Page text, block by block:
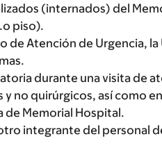
(internados) del
piso).
de Atención de Urgencia,
durante una visita de
no quirúrgicos, así como
de Memorial Hospital.
integrante del personal